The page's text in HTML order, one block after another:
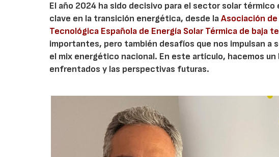
El año 2024 ha sido decisivo para el sector solar
clave en la transición energética, desde laAsociación
Tecnológica Española de Energía Solar Térmica de baja
importantes, pero también desafíos que nos impulsan a
el mix energético nacional. En este artículo, hacemos
enfrentados y las perspectivas futuras.